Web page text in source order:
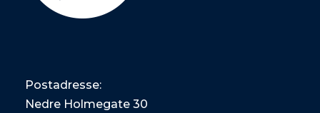
Postadresse:
Nedre Holmegate 30